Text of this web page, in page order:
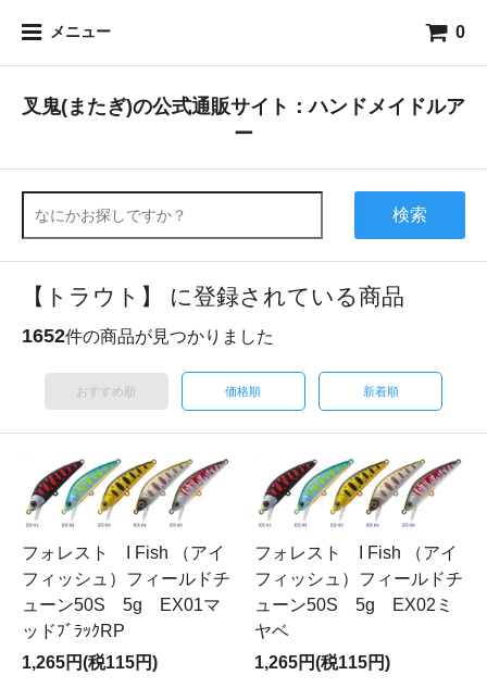
メニュー 0
叉鬼(またぎ)の公式通販サイト：ハンドメイドルア
ー
検索
【トラウト】 に登録されている商品
1652件の商品が見つかりました
おすすめ順 価格順 新着順
フォレスト I Fish （アイ
フィッシュ）フィールドチ
ューン50S 5g EX01マ
ッドﾌﾞﾗｯｸRP
1,265円(税115円)
フォレスト I Fish （アイ
フィッシュ）フィールドチ
ューン50S 5g EX02ミ
ヤベ
1,265円(税115円)